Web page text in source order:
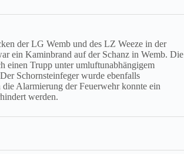
der LG Wemb und des LZ Weeze in der
ein Kaminbrand auf der Schanz in Wemb. Die
einen Trupp unter umluftunabhängigem
Schornsteinfeger wurde ebenfalls
Alarmierung der Feuerwehr konnte ein
werden.